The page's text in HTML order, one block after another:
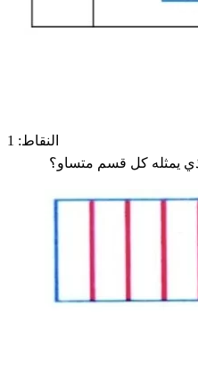
النقاط: 1
يمثله كل قسم متساو؟